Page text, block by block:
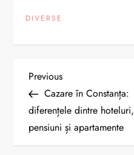
DIVERSE
N
a
v
Previous
Post
Previous
Cazare în Constanța:
diferențele dintre hoteluri,
pensiuni și apartamente